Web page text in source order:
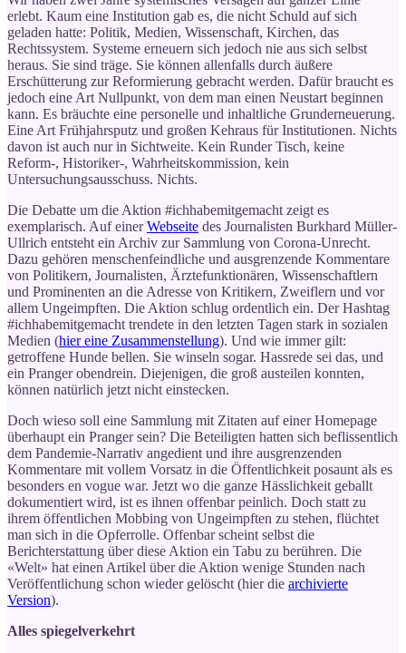
erlebt. Kaum eine Institution gab es, die nicht Schuld auf sich
geladen hatte: Politik, Medien, Wissenschaft, Kirchen, das
Rechtssystem. Systeme erneuern sich jedoch nie aus sich selbst
heraus. Sie sind träge. Sie können allenfalls durch äußere
Erschütterung zur Reformierung gebracht werden. Dafür braucht es
jedoch eine Art Nullpunkt, von dem man einen Neustart beginnen
kann. Es bräuchte eine personelle und inhaltliche Grunderneuerung.
Eine Art Frühjahrsputz und großen Kehraus für Institutionen. Nichts
davon ist auch nur in Sichtweite. Kein Runder Tisch, keine
Reform-, Historiker-, Wahrheitskommission, kein
Untersuchungsausschuss. Nichts.
Die Debatte um die Aktion #ichhabemitgemacht zeigt es
exemplarisch. Auf einerWebseite des Journalisten Burkhard Müller-
Ullrich entsteht ein Archiv zur Sammlung von Corona-Unrecht.
Dazu gehören menschenfeindliche und ausgrenzende Kommentare
von Politikern, Journalisten, Ärztefunktionären, Wissenschaftlern
und Prominenten an die Adresse von Kritikern, Zweiflern und vor
allem Ungeimpften. Die Aktion schlug ordentlich ein. Der Hashtag
#ichhabemitgemacht trendete in den letzten Tagen stark in sozialen
Medien (hier eine Zusammenstellung). Und wie immer gilt:
getroffene Hunde bellen. Sie winseln sogar. Hassrede sei das, und
ein Pranger obendrein. Diejenigen, die groß austeilen konnten,
können natürlich jetzt nicht einstecken.
Doch wieso soll eine Sammlung mit Zitaten auf einer Homepage
überhaupt ein Pranger sein? Die Beteiligten hatten sich beflissentlich
dem Pandemie-Narrativ angedient und ihre ausgrenzenden
Kommentare mit vollem Vorsatz in die Öffentlichkeit posaunt als es
besonders en vogue war. Jetzt wo die ganze Hässlichkeit geballt
dokumentiert wird, ist es ihnen offenbar peinlich. Doch statt zu
ihrem öffentlichen Mobbing von Ungeimpften zu stehen, flüchtet
man sich in die Opferrolle. Offenbar scheint selbst die
Berichterstattung über diese Aktion ein Tabu zu berühren. Die
«Welt» hat einen Artikel über die Aktion wenige Stunden nach
Veröffentlichung schon wieder gelöscht (hier die archivierte
Version).
Alles spiegelverkehrt